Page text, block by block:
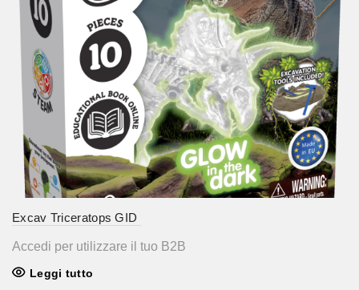
Excav Triceratops GID
Accedi per utilizzare il tuo B2B
Leggi tutto